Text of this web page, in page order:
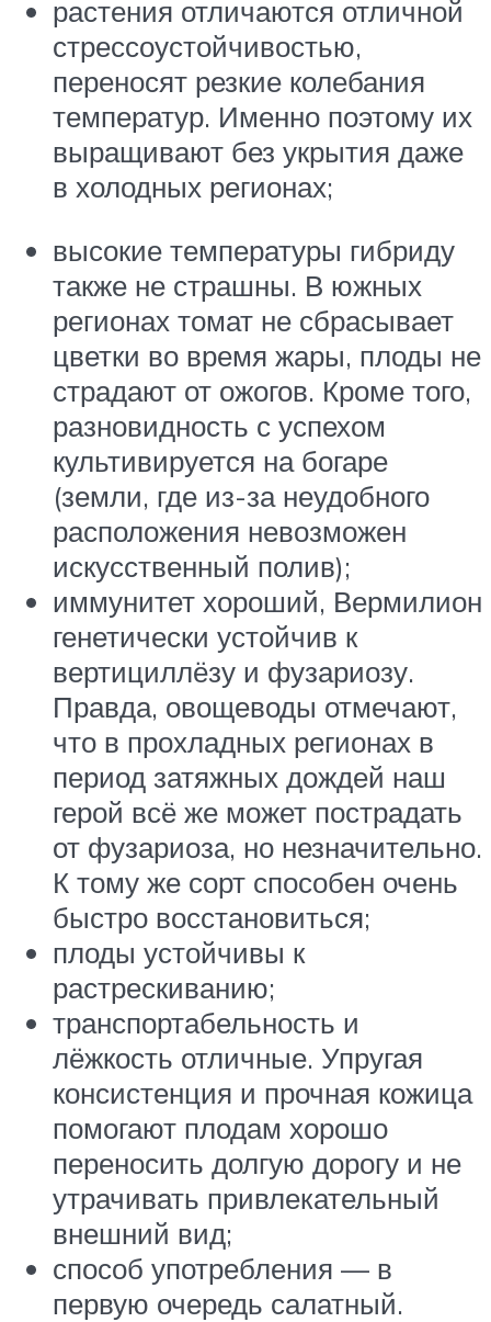
растения отличаются отличной
стрессоустойчивостью,
переносят резкие колебания
температур. Именно поэтому их
выращивают без укрытия даже
в холодных регионах;
высокие температуры гибриду
также не страшны. В южных
регионах томат не сбрасывает
цветки во время жары, плоды не
страдают от ожогов. Кроме того,
разновидность с успехом
культивируется на богаре
(земли, где из-за неудобного
расположения невозможен
искусственный полив);
иммунитет хороший, Вермилион
генетически устойчив к
вертициллёзу и фузариозу.
Правда, овощеводы отмечают,
что в прохладных регионах в
период затяжных дождей наш
герой всё же может пострадать
от фузариоза, но незначительно.
К тому же сорт способен очень
быстро восстановиться;
плоды устойчивы к
растрескиванию;
транспортабельность и
лёжкость отличные. Упругая
консистенция и прочная кожица
помогают плодам хорошо
переносить долгую дорогу и не
утрачивать привлекательный
внешний вид;
способ употребления — в
первую очередь салатный.